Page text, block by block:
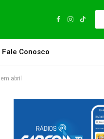
Facebook
Instagram
TikTok
Fale Conosco
abril